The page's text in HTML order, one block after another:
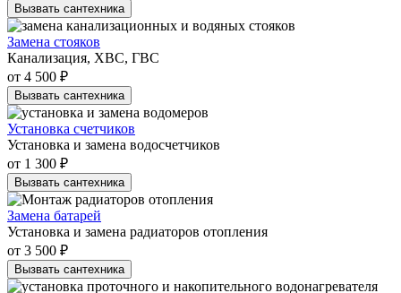
Вызвать сантехника
Замена стояков
Канализация, ХВС, ГВС
от 4 500 ₽
Вызвать сантехника
Установка счетчиков
Установка и замена водосчетчиков
от 1 300 ₽
Вызвать сантехника
Замена батарей
Установка и замена радиаторов отопления
от 3 500 ₽
Вызвать сантехника